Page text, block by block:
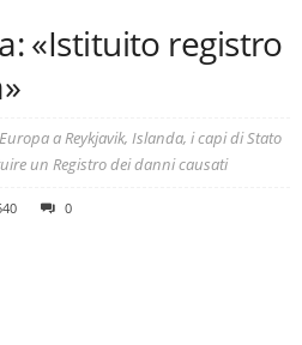
«Istituito registro
a Reykjavik, Islanda, i capi di Stato
un Registro dei danni causati
0